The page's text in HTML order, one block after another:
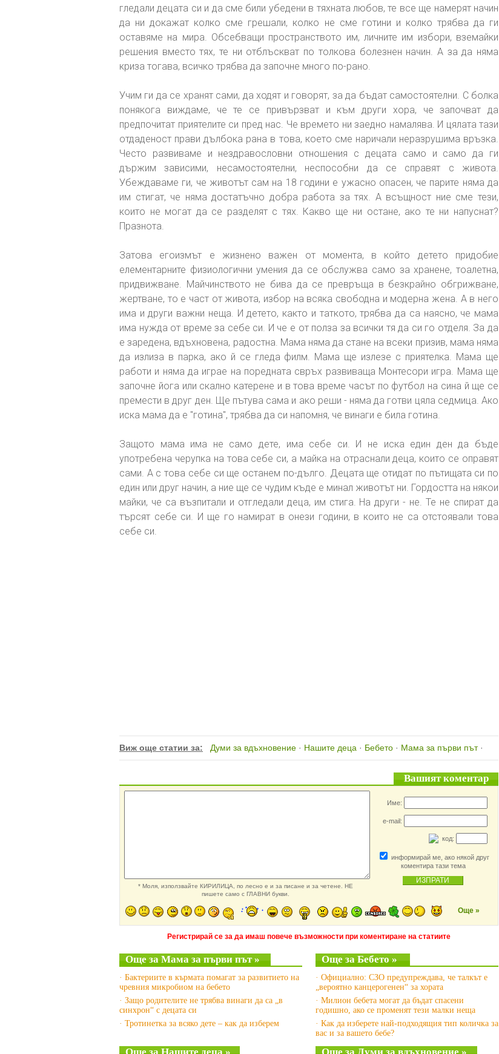
гледали децата си и да сме били убедени в тяхната любов, те все ще намерят начин
да ни докажат колко сме грешали, колко не сме готини и колко трябва да ги
оставяме на мира. Обсебващи пространството им, личните им избори, вземайки
решения вместо тях, те ни отблъскват по толкова болезнен начин. А за да няма
криза тогава, всичко трябва да започне много по-рано.
Учим ги да се хранят сами, да ходят и говорят, за да бъдат самостоятелни. С болка
понякога виждаме, че те се привързват и към други хора, че започват да
предпочитат приятелите си пред нас. Че времето ни заедно намалява. И цялата тази
отдаденост прави дълбока рана в това, което сме наричали неразрушима връзка.
Често развиваме и нездравословни отношения с децата само и само да ги
държим зависими, несамостоятелни, неспособни да се справят с живота.
Убеждаваме ги, че животът сам на 18 години е ужасно опасен, че парите няма да
им стигат, че няма достатъчно добра работа за тях. А всъщност ние сме тези,
които не могат да се разделят с тях. Какво ще ни остане, ако те ни напуснат?
Празнота.
Затова егоизмът е жизнено важен от момента, в който детето придобие
елементарните физиологични умения да се обслужва само за хранене, тоалетна,
придвижване. Майчинството не бива да се превръща в безкрайно обгрижване,
жертване, то е част от живота, избор на всяка свободна и модерна жена. А в него
има и други важни неща. И детето, както и таткото, трябва да са наясно, че мама
има нужда от време за себе си. И че е от полза за всички тя да си го отделя. За да
е заредена, вдъхновена, радостна. Мама няма да стане на всеки призив, мама няма
да излиза в парка, ако й се гледа филм. Мама ще излезе с приятелка. Мама ще
работи и няма да играе на поредната свръх развиваща Монтесори игра. Мама ще
започне йога или скално катерене и в това време часът по футбол на сина й ще се
премести в друг ден. Ще пътува сама и ако реши - няма да готви цяла седмица. Ако
иска мама да е "готина", трябва да си напомня, че винаги е била готина.
Защото мама има не само дете, има себе си. И не иска един ден да бъде
употребена черупка на това себе си, а майка на отраснали деца, които се оправят
сами. А с това себе си ще останем по-дълго. Децата ще отидат по пътищата си по
един или друг начин, а ние ще се чудим къде е минал животът ни. Гордостта на някои
майки, че са възпитали и отгледали деца, им стига. На други - не. Те не спират да
търсят себе си. И ще го намират в онези години, в които не са отстоявали това
себе си.
Виж още статии за: Думи за вдъхновение · Нашите деца · Бебето · Мама за първи път·
Вашият коментар
* Моля, използвайте КИРИЛИЦА, по лесно е и за писане и за четене. НЕ
пишете само с ГЛАВНИ букви.
Име:
e-mail:
код:
информирай ме, ако някой друг
коментира тази тема
Още »
Регистрирай се за да имаш повече възможности при коментиране на статиите
Още за Мама за първи път »
· Бактериите в кърмата помагат за развитието на
чревния микробиом на бебето
· Защо родителите не трябва винаги да са „в
синхрон“ с децата си
· Тротинетка за всяко дете – как да изберем
Още за Бебето »
· Официално: СЗО предупреждава, че талкът е
„вероятно канцерогенен“ за хората
· Милион бебета могат да бъдат спасени
годишно, ако се променят тези малки неща
· Как да изберете най-подходящия тип количка за
вас и за вашето бебе?